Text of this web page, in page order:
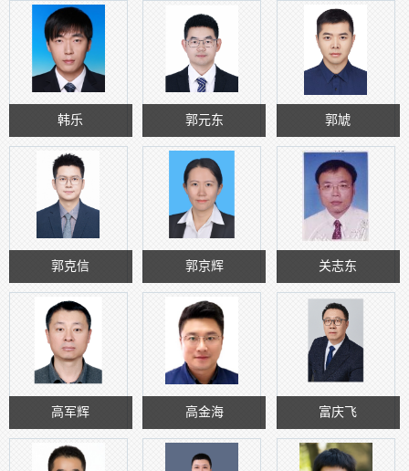
韩乐 郭元东 郭虓
郭克信 郭京辉 关志东
高军辉 高金海 富庆飞